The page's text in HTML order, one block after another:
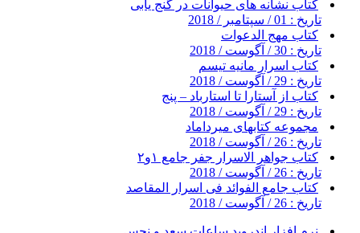
کتاب نشانه های حیوانات در گنج یابی
تاریخ : 01 / سپتامبر / 2018
کتاب مهج الدعوات
تاریخ : 30 / آگوست / 2018
کتاب اسرار مانیه تیسم
تاریخ : 29 / آگوست / 2018
کتاب از آستارا تا استارباد – پنج
تاریخ : 29 / آگوست / 2018
مجموعه کتابهای میرداماد
تاریخ : 26 / آگوست / 2018
کتاب جواهر الاسرار جفر جامع ۱و۲
تاریخ : 26 / آگوست / 2018
کتاب جامع الفوائد فی اسرار المقاصد
تاریخ : 26 / آگوست / 2018